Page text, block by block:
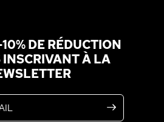
DE RÉDUCTION
INSCRIVANT À LA